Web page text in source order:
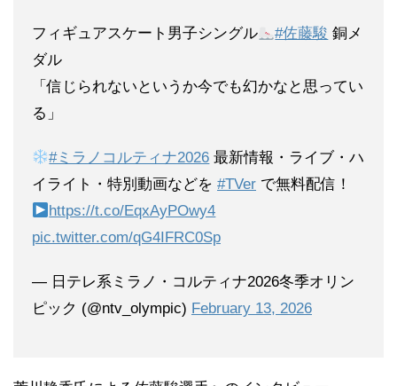
フィギュアスケート男子シングル #佐藤駿 銅メ
ダル
「️信じられないというか今でも幻かなと思ってい
る」
#ミラノコルティナ2026 最新情報・ライブ・ハ
イライト・特別動画などを #TVer で無料配信！
https://t.co/EqxAyPOwy4
pic.twitter.com/qG4IFRC0Sp
— 日テレ系ミラノ・コルティナ2026冬季オリン
ピック (@ntv_olympic) February 13, 2026